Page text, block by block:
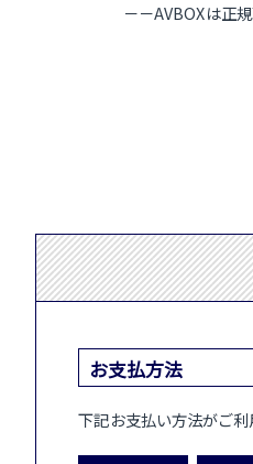
－－AVBOXは正
お支払方法
下記お支払い方法がご利